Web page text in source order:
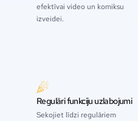
efektīvai video un komiksu
izveidei.
Regulāri funkciju uzlabojumi
Sekojiet līdzi regulāriem